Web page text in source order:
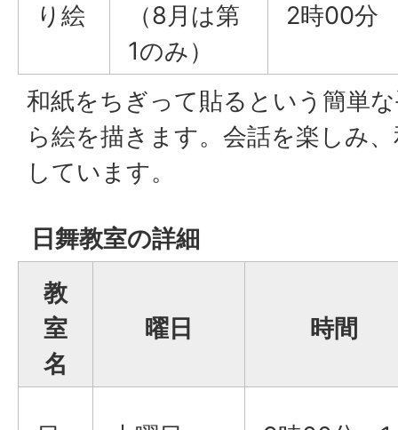
り絵
（8月は第
1のみ）
2時00分
和紙をちぎって貼るという簡単
ら絵を描きます。会話を楽しみ
しています。
日舞教室の詳細
教
室
名
曜日 時間